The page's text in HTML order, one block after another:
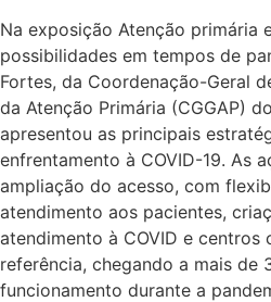
Na exposição Atenção primária
possibilidades em tempos de
Fortes, da Coordenação-Geral
da Atenção Primária (CGGAP)
apresentou as principais
enfrentamento à COVID-19. As
ampliação do acesso, com
atendimento aos pacientes,
atendimento à COVID e centros
referência, chegando a mais de
funcionamento durante a